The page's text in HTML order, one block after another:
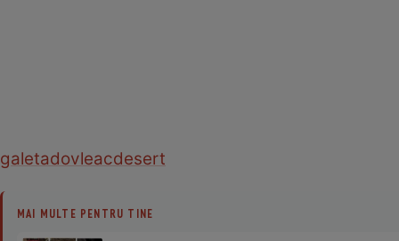
galetadovleacdesert
MAI MULTE PENTRU TINE